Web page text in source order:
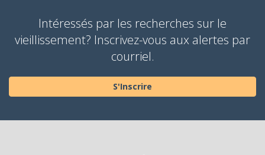
Intéressés par les recherches sur le
vieillissement? Inscrivez-vous aux alertes par
courriel.
S'Inscrire